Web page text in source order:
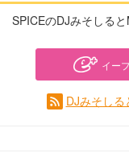
SPICEのDJみそしる
イー
DJみそし